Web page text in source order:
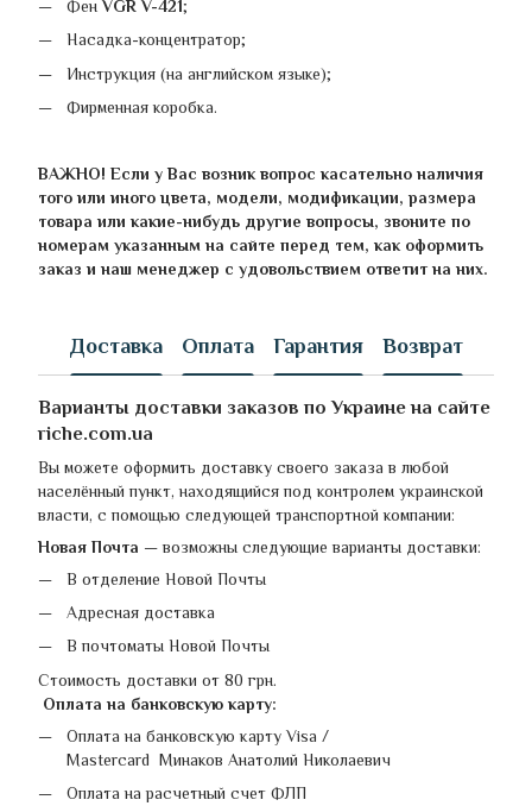
ФенVGR V-421;
Насадка-концентратор;
Инструкция (на английском языке);
Фирменная коробка.
ВАЖНО! Если у Вас возник вопрос касательно наличия
того или иного цвета, модели, модификации, размера
товара или какие-нибудь другие вопросы, звоните по
номерам указанным на сайте перед тем, как оформить
заказ и наш менеджер с удовольствием ответит на них.
Доставка Оплата Гарантия Возврат
Варианты доставки заказов по Украине на сайте
riche.com.ua
Вы можете оформить доставку своего заказа в любой
населённый пункт, находящийся под контролем украинской
власти, с помощью следующей транспортной компании:
Новая Почта — возможны следующие варианты доставки:
В отделение Новой Почты
Адресная доставка
В почтоматы Новой Почты
Стоимость доставки от 80 грн.
Оплата на банковскую карту:
Оплата на банковскую карту Visa /
Mastercard Минаков Анатолий Николаевич
Оплата на расчетный счет ФЛП